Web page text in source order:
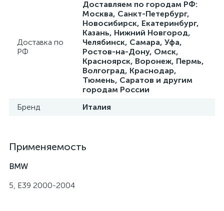
Доставка по
РФ
Доставляем по городам РФ:
Москва, Санкт-Петербург,
Новосибирск, Екатеринбург,
Казань, Нижний Новгород,
Челябинск, Самара, Уфа,
Ростов-на-Дону, Омск,
Красноярск, Воронеж, Пермь,
Волгоград, Краснодар,
Тюмень, Саратов и другим
городам России
Бренд
Италия
Применяемость
BMW
5, E39 2000-2004